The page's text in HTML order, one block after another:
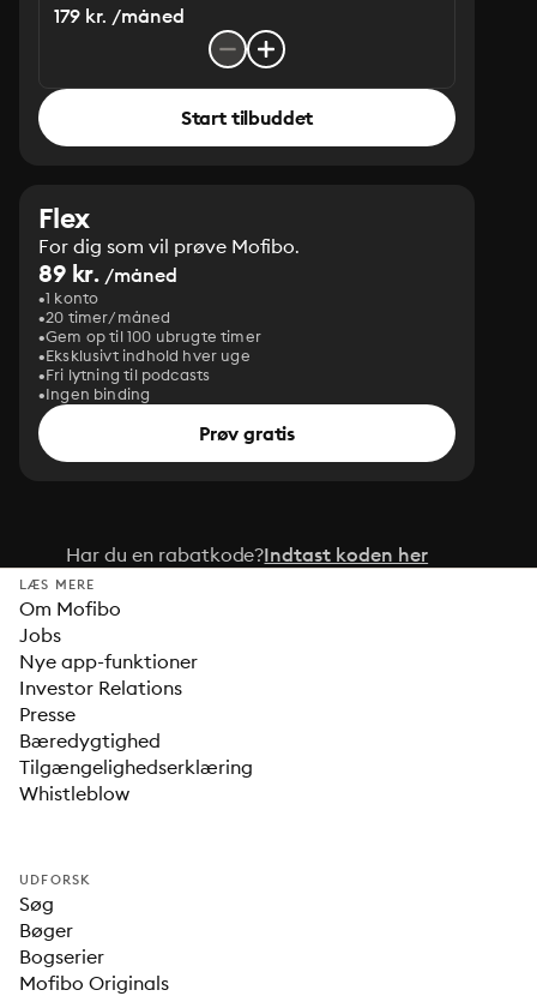
179 kr. /måned
Start tilbuddet
Flex
For dig som vil prøve Mofibo.
89 kr. /måned
1 konto
20 timer/måned
Gem op til 100 ubrugte timer
Eksklusivt indhold hver uge
Fri lytning til podcasts
Ingen binding
Prøv gratis
Har du en rabatkode?Indtast koden her
LÆS MERE
Om Mofibo
Jobs
Nye app-funktioner
Investor Relations
Presse
Bæredygtighed
Tilgængelighedserklæring
Whistleblow
UDFORSK
Søg
Bøger
Bogserier
Mofibo Originals